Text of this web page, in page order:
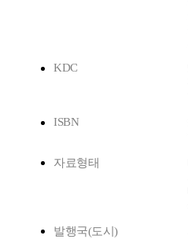
KDC
ISBN
자료형태
발행국(도시)